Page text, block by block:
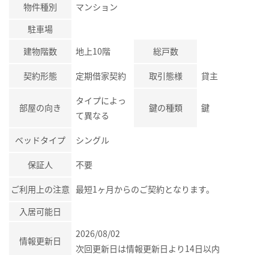
物件種別
マンション
駐車場
建物階数
地上10階 総戸数
契約形態 定期借家契約 取引態様 貸主
部屋の向き
タイプによっ
て異なる
鍵の種類 鍵
ベッドタイプ シングル
保証人 不要
ご利用上の注意 最短1ヶ月からのご契約となります。
入居可能日
情報更新日
2026/08/02
次回更新日は情報更新日より14日以内